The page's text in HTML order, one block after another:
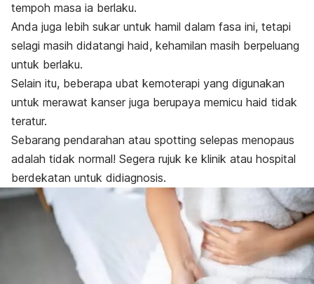
tempoh masa ia berlaku.
Anda juga lebih sukar untuk hamil dalam fasa ini, tetapi
selagi masih didatangi haid, kehamilan masih berpeluang
untuk berlaku.
Selain itu, beberapa ubat kemoterapi yang digunakan
untuk merawat kanser juga berupaya memicu haid tidak
teratur.
Sebarang pendarahan atau spotting selepas menopaus
adalah tidak normal! Segera rujuk ke klinik atau hospital
berdekatan untuk didiagnosis.